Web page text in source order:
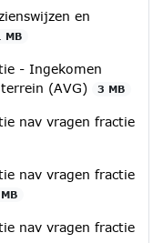
en
MB
- Ingekomen
(AVG)
3 MB
nav vragen fractie
nav vragen fractie
nav vragen fractie